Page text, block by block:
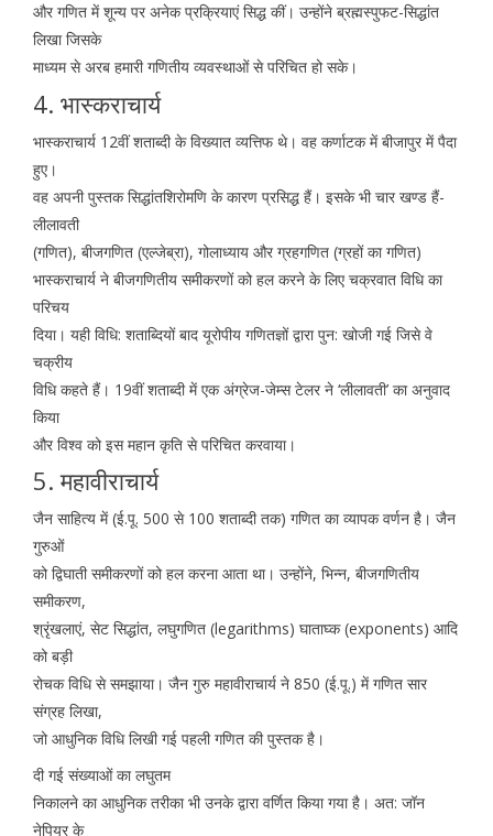
और गणित में शून्य पर अनेक प्रक्रियाएं सिद्ध कीं। उन्होंने ब्रह्मस्पुफट-सिद्धांत
लिखा जिसके
माध्यम से अरब हमारी गणितीय व्यवस्थाओं से परिचित हो सके।
4. भास्कराचार्य
भास्कराचार्य 12वीं शताब्दी के विख्यात व्यत्तिफ थे। वह कर्णाटक में बीजापुर में पैदा
हुए।
वह अपनी पुस्तक सिद्धांतशिरोमणि के कारण प्रसिद्ध हैं। इसके भी चार खण्ड हैं-
लीलावती
(गणित), बीजगणित (एल्जेब्रा), गोलाध्याय और ग्रहगणित (ग्रहों का गणित)
भास्कराचार्य ने बीजगणितीय समीकरणों को हल करने के लिए चक्रवात विधि का
परिचय
दिया। यही विधि: शताब्दियों बाद यूरोपीय गणितज्ञों द्वारा पुन: खोजी गई जिसे वे
चक्रीय
विधि कहते हैं। 19वीं शताब्दी में एक अंग्रेज-जेम्स टेलर ने ‘लीलावती’ का अनुवाद
किया
और विश्व को इस महान कृति से परिचित करवाया।
5. महावीराचार्य
जैन साहित्य में (ई.पू. 500 से 100 शताब्दी तक) गणित का व्यापक वर्णन है। जैन
गुरुओं
को द्विघाती समीकरणों को हल करना आता था। उन्होंने, भिन्न, बीजगणितीय
समीकरण,
श्रृंखलाएं, सेट सिद्धांत, लघुगणित (legarithms) घाताघ्क (exponents) आदि
को बड़ी
रोचक विधि से समझाया। जैन गुरु महावीराचार्य ने 850 (ई.पू.) में गणित सार
संग्रह लिखा,
जो आधुनिक विधि लिखी गई पहली गणित की पुस्तक है।
दी गई संख्याओं का लघुतम
निकालने का आधुनिक तरीका भी उनके द्वारा वर्णित किया गया है। अत: जॉन
नेपियर के